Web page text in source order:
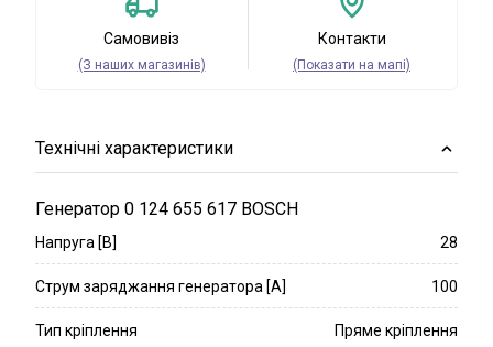
Самовивіз
(З наших магазинів)
Контакти
(Показати на мапі)
Технічні характеристики
Генератор 0 124 655 617 BOSCH
Напруга [В] 28
Струм заряджання генератора [A] 100
Тип кріплення Пряме кріплення